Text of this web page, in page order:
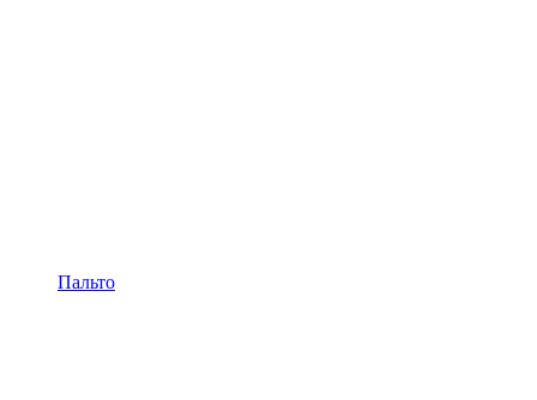
Пальто